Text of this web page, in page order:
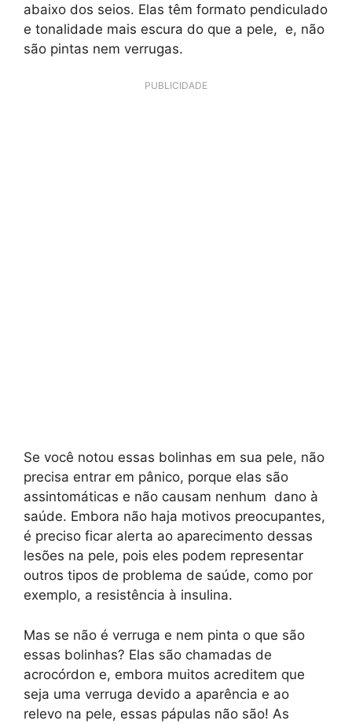
abaixo dos seios. Elas têm formato pendiculado
e tonalidade mais escura do que a pele, e, não
são pintas nem verrugas.
PUBLICIDADE
Se você notou essas bolinhas em sua pele, não
precisa entrar em pânico, porque elas são
assintomáticas e não causam nenhum dano à
saúde. Embora não haja motivos preocupantes,
é preciso ficar alerta ao aparecimento dessas
lesões na pele, pois eles podem representar
outros tipos de problema de saúde, como por
exemplo, a resistência à insulina.
Mas se não é verruga e nem pinta o que são
essas bolinhas? Elas são chamadas de
acrocórdon e, embora muitos acreditem que
seja uma verruga devido a aparência e ao
relevo na pele, essas pápulas não são! As